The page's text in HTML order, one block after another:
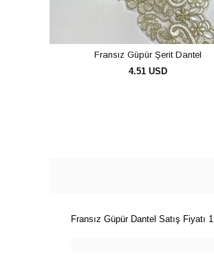
Fransız Güpür Şerit Dantel
4.51 USD
Fransız Güpür Dantel Satış Fiyatı